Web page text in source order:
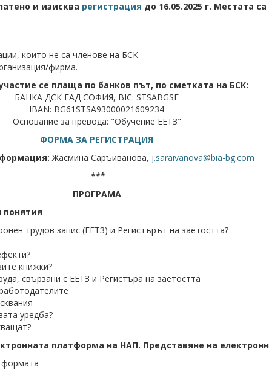
и изисква регистрация до 16.05.2025 г. Местата
които не са членове на БСК.
фирма.
се плаща по банков път, по сметката на БСК:
БАНКА ДСК EАД СОФИЯ, BIC: STSABGSF
IBAN: BG61STSA93000021609234
Основание за превода: "Обучение ЕЕТЗ"
ФОРМА ЗА РЕГИСТРАЦИЯ
Жасмина Саръиванова, j.saraivanova@bia-bg.com
***
ПРОГРАМА
понятия
трудов запис (ЕЕТЗ) и Регистърът на заетостта?
книжки?
свързани с ЕЕТЗ и Регистъра на заетостта
уредба?
платформа на НАП. Представяне на